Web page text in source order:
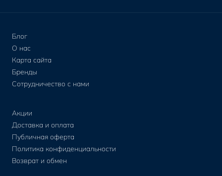
Блог
О нас
Карта сайта
Бренды
Сотрудничество с нами
Акции
Доставка и оплата
Публичная оферта
Политика конфиденциальности
Возврат и обмен